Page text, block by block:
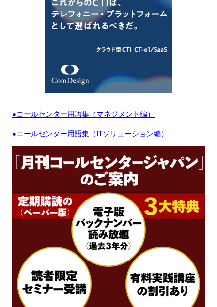
●コールセンター用語集（マネジメント編）
●コールセンター用語集（ITソリューション編）